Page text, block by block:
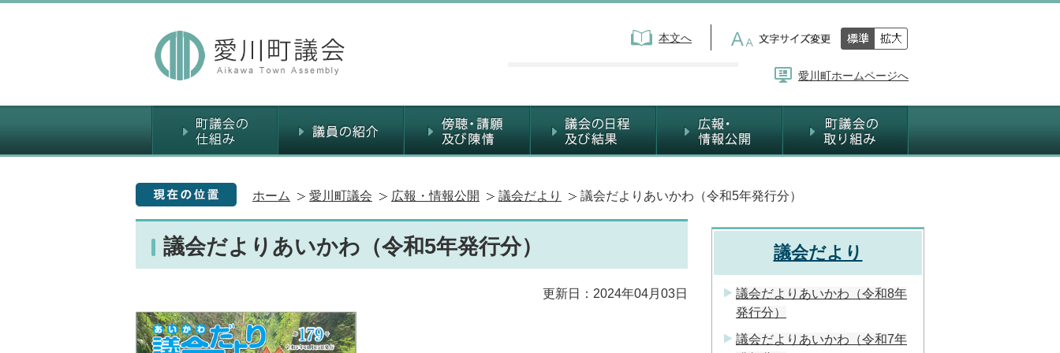
本文へ
愛川町ホームページへ
ホーム 愛川町議会 広報・情報公開 議会だより 議会だよりあいかわ（令和5年発行分）
議会だよりあいかわ（令和5年発行分）
更新日：2024年04月03日
議会だより
議会だよりあいかわ（令和8年
発行分）
議会だよりあいかわ（令和7年